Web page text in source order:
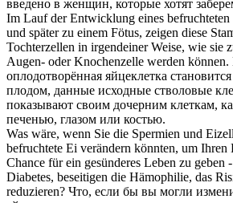
введено в женщин, которые хотят
Im Lauf der Entwicklung eines befruchteten
und später zu einem Fötus, zeigen diese
Tochterzellen in irgendeiner Weise, wie sie
Augen- oder Knochenzelle werden können.
оплодотворённая яйцеклетка
плодом, данные исходные стволовые
показывают своим дочерним клеткам,
печенью, глазом или костью.
Was wäre, wenn Sie die Spermien und
befruchtete Ei verändern könnten, um Ihren
Chance für ein gesünderes Leben zu geben
Diabetes, beseitigen die Hämophilie, das
reduzieren? Что, если бы вы могли